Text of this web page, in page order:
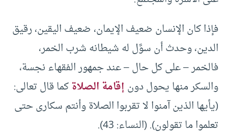
فإذا كان الإنسان ضعيف الإيمان، ضعيف اليقين، رقيق
الدين، وحدث أن سوَّل له شيطانه شرب الخمر،
فالخمر – على كل حال – عند جمهور الفقهاء نجسة،
والسكر منها يحول دونإقامة الصلاةكما قال تعالى:
(يأيها الذين آمنوا لا تقربوا الصلاة وأنتم سكارى حتى
تعلموا ما تقولون). (النساء: 43).